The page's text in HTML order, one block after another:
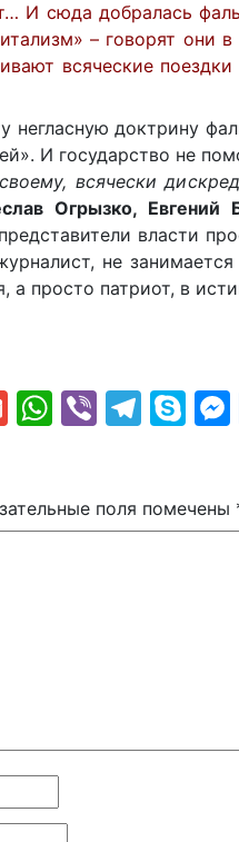
И сюда добралась
– говорят они
всяческие
негласную доктрину
И государство не
всячески
Огрызко, Евгений
власти
не
просто патриот, в
GmailWhatsApp
Viber
поля помечены